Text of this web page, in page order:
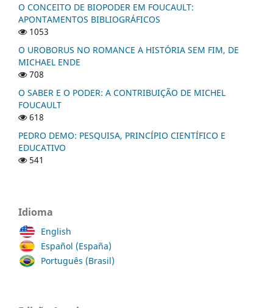
O CONCEITO DE BIOPODER EM FOUCAULT:
APONTAMENTOS BIBLIOGRÁFICOS
1053
O UROBORUS NO ROMANCE A HISTÓRIA SEM FIM, DE
MICHAEL ENDE
708
O SABER E O PODER: A CONTRIBUIÇÃO DE MICHEL
FOUCAULT
618
PEDRO DEMO: PESQUISA, PRINCÍPIO CIENTÍFICO E
EDUCATIVO
541
Idioma
English
Español (España)
Português (Brasil)